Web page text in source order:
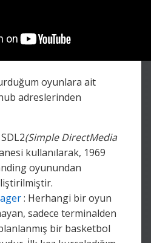
oyunlara ait
adreslerinden
(Simple DirectMedia
kullanılarak, 1969
oyunundan
: Herhangi bir oyun
sadece terminalden
bir basketbol